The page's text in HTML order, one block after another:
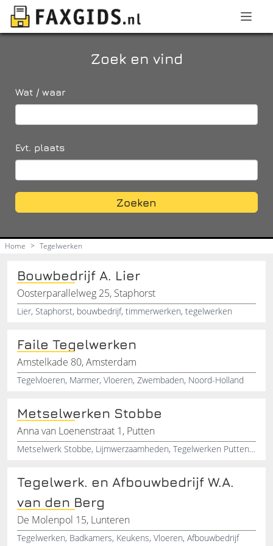
Zoek en vind
Wat / waar
Evt. plaats
Zoeken
Home > Tegelwerken
Bouwbedrijf A. Lier
Oosterparallelweg 25, Staphorst
Lier, Staphorst, bouwbedrijf, timmerwerken, tegelwerken
Faile Tegelwerken
Amstelkade 80, Amsterdam
Tegelvloeren, Marmer, Vloeren, Zwembaden, Noord-Holland
Metselwerken Stobbe
Anna van Loenenstraat 1, Putten
Metselwerk Stobbe, Lijmwerzaamheden, Tegelwerken Putten, Verbouw, Nieuwbouw Renovatie
Tegelwerk. en Afbouwbedrijf W.A.
van den Berg
De Molenpol 15, Lunteren
Tegelwerken, Badkamers, Keukens, Vloeren, Afbouwbedrijf